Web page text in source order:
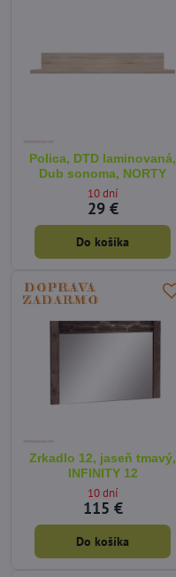
Polica, DTD laminovaná,
Dub sonoma, NORTY
10 dní
29 €
Do košíka
Zrkadlo 12, jaseň tmavý,
INFINITY 12
10 dní
115 €
Do košíka